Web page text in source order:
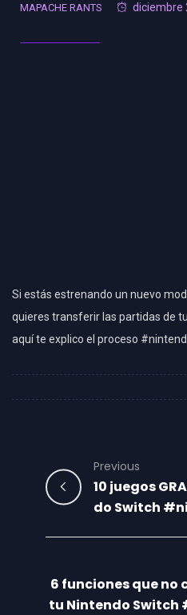
MAPACHE RANTS diciembre
Si estás estrenando un nuevo
quieres transferir las partidas de
aquí te explico el proceso
Previous
10 juegos
do Switch
6 funciones que no
tu Nintendo